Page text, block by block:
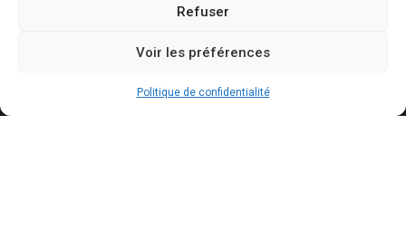
Refuser
Voir les préférences
Politique de confidentialité
Politique de confidentialité
Politique de cookies